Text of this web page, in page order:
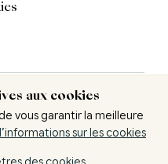
nous
aux cookies
vous garantir la meilleure
sur les cookies